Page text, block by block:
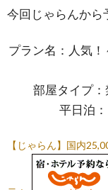
今回じゃらんから
プラン名：人気
部屋タイプ：
平日泊
【じゃらん】国内